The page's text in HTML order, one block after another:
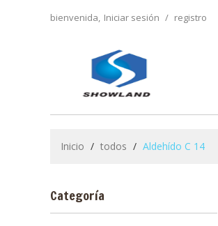
bienvenida, Iniciar sesión / registro
Inicio / todos / Aldehído C 14
Categoría